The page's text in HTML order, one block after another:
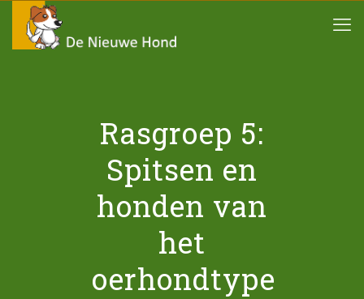
Rasgroep 5:
Spitsen en
honden van
het
oerhondtype